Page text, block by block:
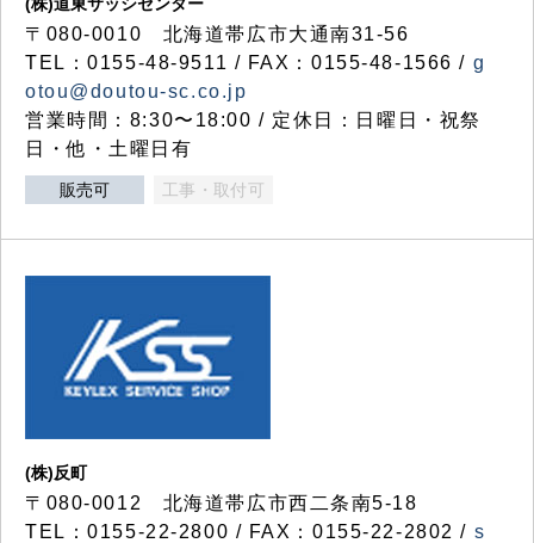
〒080-0010 北海道帯広市大通南31-56
TEL：0155-48-9511 / FAX：0155-48-1566 / g
otou@doutou-sc.co.jp
営業時間：8:30〜18:00 / 定休日：日曜日・祝祭
日・他・土曜日有
販売可 工事・取付可
(株)反町
〒080-0012 北海道帯広市西二条南5-18
TEL：0155-22-2800 / FAX：0155-22-2802 / s